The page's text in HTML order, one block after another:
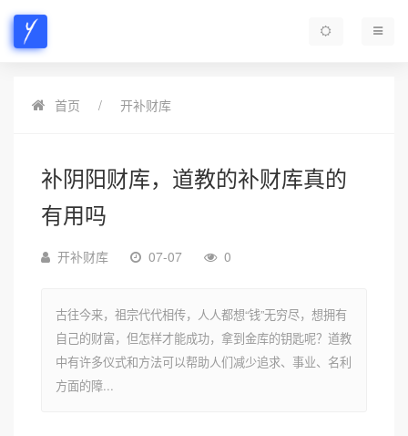
首页 开补财库
补阴阳财库，道教的补财库真的
有用吗
开补财库 07-07 0
古往今来，祖宗代代相传，人人都想“钱”无穷尽，想拥有
自己的财富，但怎样才能成功，拿到金库的钥匙呢？道教
中有许多仪式和方法可以帮助人们减少追求、事业、名利
方面的障...